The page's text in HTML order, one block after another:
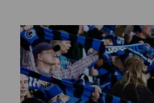
7
0
0
_
E
J